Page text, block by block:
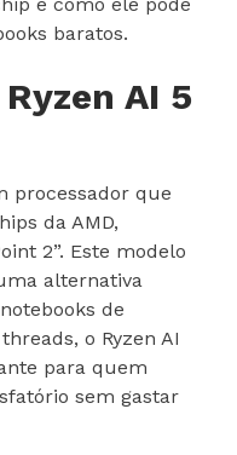
baratos.
AI 5
processador que
da AMD,
2”. Este modelo
alternativa
de
o Ryzen AI
para quem
sem gastar